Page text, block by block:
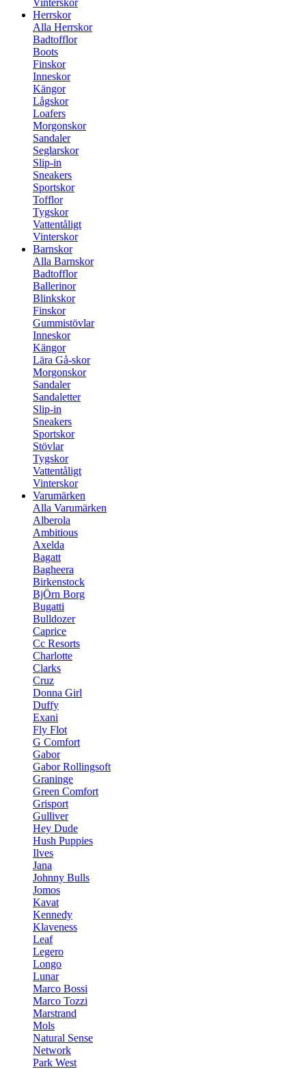
Vinterskor
Herrskor
Alla Herrskor
Badtofflor
Boots
Finskor
Inneskor
Kängor
Lågskor
Loafers
Morgonskor
Sandaler
Seglarskor
Slip-in
Sneakers
Sportskor
Tofflor
Tygskor
Vattentåligt
Vinterskor
Barnskor
Alla Barnskor
Badtofflor
Ballerinor
Blinkskor
Finskor
Gummistövlar
Inneskor
Kängor
Lära Gå-skor
Morgonskor
Sandaler
Sandaletter
Slip-in
Sneakers
Sportskor
Stövlar
Tygskor
Vattentåligt
Vinterskor
Varumärken
Alla Varumärken
Alberola
Ambitious
Axelda
Bagatt
Bagheera
Birkenstock
BjÖrn Borg
Bugatti
Bulldozer
Caprice
Cc Resorts
Charlotte
Clarks
Cruz
Donna Girl
Duffy
Exani
Fly Flot
G Comfort
Gabor
Gabor Rollingsoft
Graninge
Green Comfort
Grisport
Gulliver
Hey Dude
Hush Puppies
Ilves
Jana
Johnny Bulls
Jomos
Kavat
Kennedy
Klaveness
Leaf
Legero
Longo
Lunar
Marco Bossi
Marco Tozzi
Marstrand
Mols
Natural Sense
Network
Park West